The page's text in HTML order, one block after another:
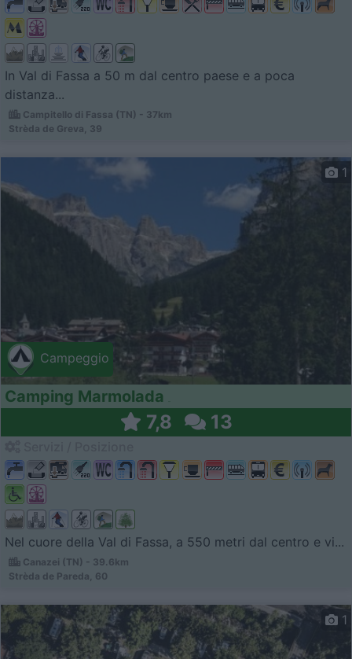
In Val di Fassa a 50 m dal centro paese e a poca
distanza...
Campitello di Fassa (TN) - 37km
Strèda de Greva, 39
Campeggio
1
Camping Marmolada
7,8 13
Nel cuore della Val di Fassa, a 550 metri dal centro e vi...
Canazei (TN) - 39.6km
Strèda de Pareda, 60
1